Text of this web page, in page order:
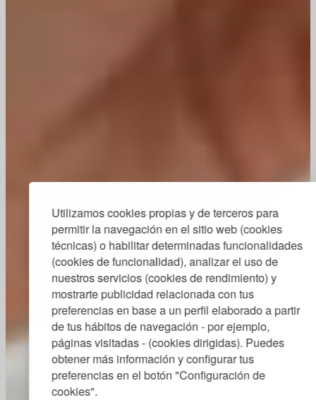
Utilizamos cookies propias y de terceros para
permitir la navegación en el sitio web (cookies
técnicas) o habilitar determinadas funcionalidades
(cookies de funcionalidad), analizar el uso de
nuestros servicios (cookies de rendimiento) y
mostrarte publicidad relacionada con tus
preferencias en base a un perfil elaborado a partir
de tus hábitos de navegación - por ejemplo,
páginas visitadas - (cookies dirigidas). Puedes
obtener más información y configurar tus
preferencias en el botón "Configuración de
cookies".